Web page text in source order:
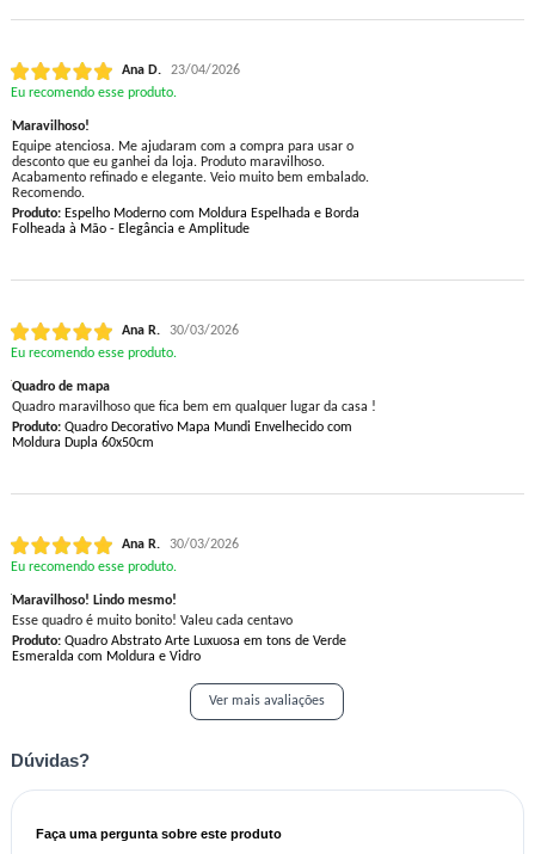
Ana D.
23/04/2026
Eu recomendo esse produto.
Maravilhoso!
Equipe atenciosa. Me ajudaram com a compra para usar o
desconto que eu ganhei da loja. Produto maravilhoso.
Acabamento refinado e elegante. Veio muito bem embalado.
Recomendo.
Produto:Espelho Moderno com Moldura Espelhada e Borda
Folheada à Mão - Elegância e Amplitude
Ana R.
30/03/2026
Eu recomendo esse produto.
Quadro de mapa
Quadro maravilhoso que fica bem em qualquer lugar da casa !
Produto:Quadro Decorativo Mapa Mundi Envelhecido com
Moldura Dupla 60x50cm
Ana R.
30/03/2026
Eu recomendo esse produto.
Maravilhoso! Lindo mesmo!
Esse quadro é muito bonito! Valeu cada centavo
Produto:Quadro Abstrato Arte Luxuosa em tons de Verde
Esmeralda com Moldura e Vidro
Ver mais avaliações
Dúvidas?
Faça uma pergunta sobre este produto